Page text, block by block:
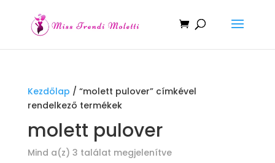
Kezdőlap / “molett pulover” címkével
rendelkező termékek
molett pulover
Mind a(z) 3 találat megjelenítve